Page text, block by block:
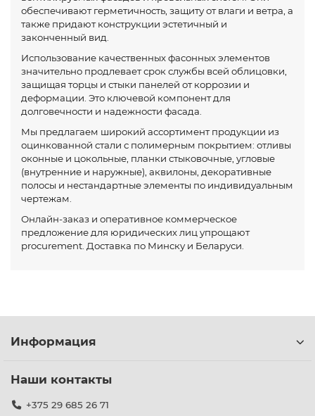
обеспечивают герметичность, защиту от влаги и ветра, а
также придают конструкции эстетичный и
законченный вид.
Использование качественных фасонных элементов
значительно продлевает срок службы всей облицовки,
защищая торцы и стыки панелей от коррозии и
деформации. Это ключевой компонент для
долговечности и надежности фасада.
Мы предлагаем широкий ассортимент продукции из
оцинкованной стали с полимерным покрытием: отливы
оконные и цокольные, планки стыковочные, угловые
(внутренние и наружные), аквилоны, декоративные
полосы и нестандартные элементы по индивидуальным
чертежам.
Онлайн-заказ и оперативное коммерческое
предложение для юридических лиц упрощают
procurement. Доставка по Минску и Беларуси.
Информация
Наши контакты
+375 29 685 26 71